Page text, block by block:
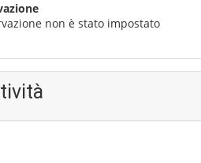
non è stato impostato